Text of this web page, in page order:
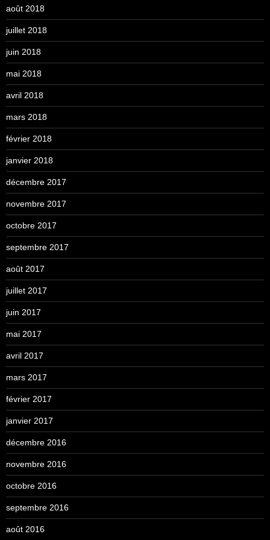
août 2018
juillet 2018
juin 2018
mai 2018
avril 2018
mars 2018
février 2018
janvier 2018
décembre 2017
novembre 2017
octobre 2017
septembre 2017
août 2017
juillet 2017
juin 2017
mai 2017
avril 2017
mars 2017
février 2017
janvier 2017
décembre 2016
novembre 2016
octobre 2016
septembre 2016
août 2016